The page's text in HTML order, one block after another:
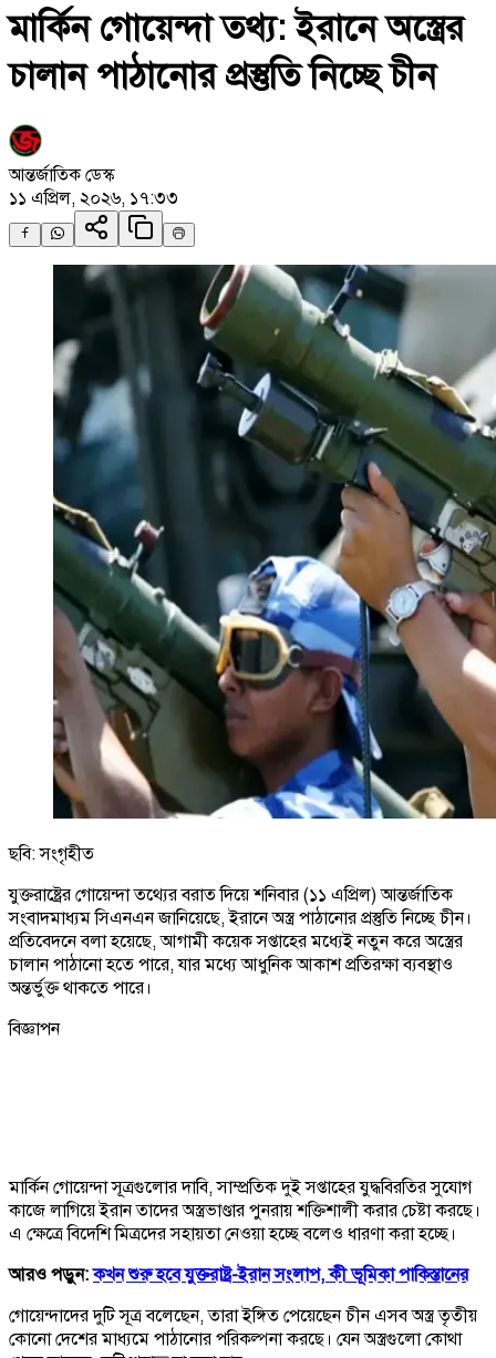
মার্কিন গোয়েন্দা তথ্য: ইরানে অস্ত্রের
চালান পাঠানোর প্রস্তুতি নিচ্ছে চীন
আন্তর্জাতিক ডেস্ক
১১ এপ্রিল, ২০২৬, ১৭:৩৩
ছবি: সংগৃহীত
যুক্তরাষ্ট্রের গোয়েন্দা তথ্যের বরাত দিয়ে শনিবার (১১ এপ্রিল) আন্তর্জাতিক
সংবাদমাধ্যম সিএনএন জানিয়েছে, ইরানে অস্ত্র পাঠানোর প্রস্তুতি নিচ্ছে চীন।
প্রতিবেদনে বলা হয়েছে, আগামী কয়েক সপ্তাহের মধ্যেই নতুন করে অস্ত্রের
চালান পাঠানো হতে পারে, যার মধ্যে আধুনিক আকাশ প্রতিরক্ষা ব্যবস্থাও
অন্তর্ভুক্ত থাকতে পারে।
বিজ্ঞাপন
মার্কিন গোয়েন্দা সূত্রগুলোর দাবি, সাম্প্রতিক দুই সপ্তাহের যুদ্ধবিরতির সুযোগ
কাজে লাগিয়ে ইরান তাদের অস্ত্রভাণ্ডার পুনরায় শক্তিশালী করার চেষ্টা করছে।
এ ক্ষেত্রে বিদেশি মিত্রদের সহায়তা নেওয়া হচ্ছে বলেও ধারণা করা হচ্ছে।
আরও পড়ুন:কখন শুরু হবে যুক্তরাষ্ট্র-ইরান সংলাপ, কী ভূমিকা পাকিস্তানের
গোয়েন্দাদের দুটি সূত্র বলেছেন, তারা ইঙ্গিত পেয়েছেন চীন এসব অস্ত্র তৃতীয়
কোনো দেশের মাধ্যমে পাঠানোর পরিকল্পনা করছে। যেন অস্ত্রগুলো কোথা